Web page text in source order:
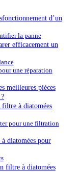
d’un
la panne
efficacement un
une réparation
meilleures pièces
à diatomées
pour une filtration
diatomées pour
filtre à diatomées